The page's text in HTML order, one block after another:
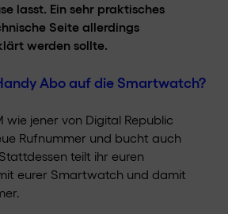
lasst. Ein sehr praktisches
Seite allerdings
werden sollte.
Abo auf die Smartwatch?
wie jener von Digital Republic
Rufnummer und bucht auch
teilt ihr euren
eurer Smartwatch und damit